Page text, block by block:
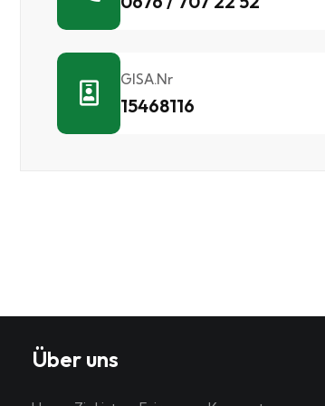
GISA.Nr
15468116
Über uns